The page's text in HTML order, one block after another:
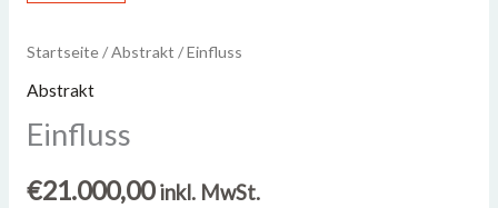
Startseite/Abstrakt / Einfluss
Abstrakt
Einfluss
€21.000,00 inkl. MwSt.
Einfluss
Menge